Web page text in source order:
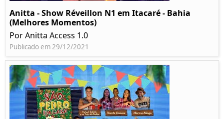
Anitta - Show Réveillon N1 em Itacaré - Bahia
(Melhores Momentos)
Por Anitta Access 1.0
Publicado em 29/12/2021